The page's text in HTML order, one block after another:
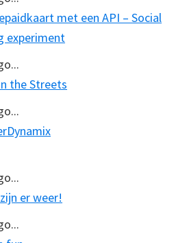
met een API – Social
experiment
the Streets
er weer!